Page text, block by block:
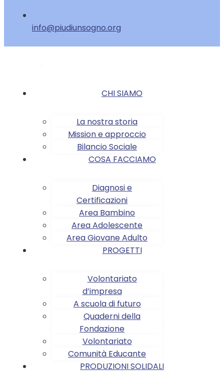
info@piudiunsogno.org
CHI SIAMO
La nostra storia
Mission e approccio
Bilancio Sociale
COSA FACCIAMO
Diagnosi e
Certificazioni
Area Bambino
Area Adolescente
Area Giovane Adulto
PROGETTI
Volontariato
d’impresa
A scuola di futuro
Quaderni della
Fondazione
Volontariato
Comunità Educante
PRODUZIONI SOLIDALI